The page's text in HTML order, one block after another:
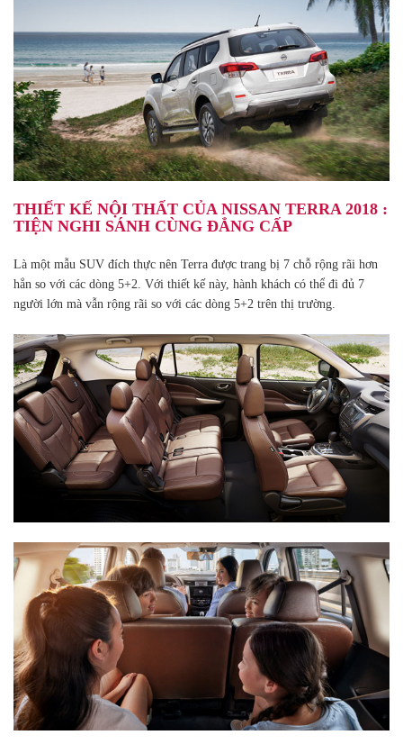
THIẾT KẾ NỘI THẤT CỦA NISSAN TERRA 2018 :
TIỆN NGHI SÁNH CÙNG ĐẲNG CẤP
Là một mẫu SUV đích thực nên Terra được trang bị 7 chỗ rộng rãi hơn
hẳn so với các dòng 5+2. Với thiết kế này, hành khách có thể đi đủ 7
người lớn mà vẫn rộng rãi so với các dòng 5+2 trên thị trường.